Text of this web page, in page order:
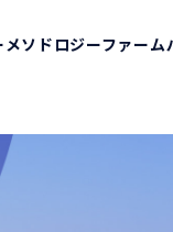
メソドロジーファーム